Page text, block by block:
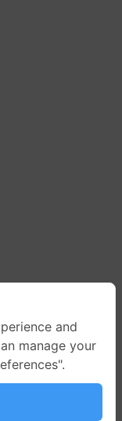
หานคร 10330
and
manage your